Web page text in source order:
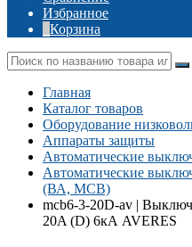
Избранное
Корзина
Главная
Каталог товаров
Оборудование
Аппараты защиты
Автоматические
Автоматические
(ВА, MCB)
mcb6-3-20D-av |
20A (D) 6кА AVERES